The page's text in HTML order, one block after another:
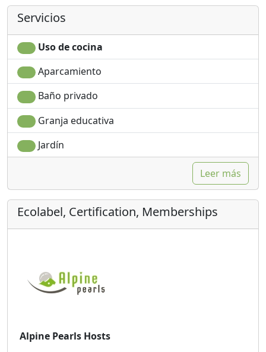
Servicios
Uso de cocina
Aparcamiento
Baño privado
Granja educativa
Jardín
Leer más
Ecolabel, Certification, Memberships
Alpine Pearls Hosts